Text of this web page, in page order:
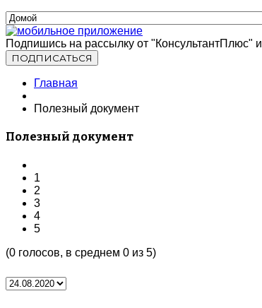
Подпишись на рассылку от "КонсультантПлюс"
Главная
Полезный документ
Полезный документ
1
2
3
4
5
(0 голосов, в среднем 0 из 5)